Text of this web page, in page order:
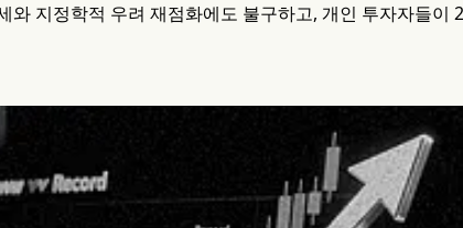
와 지정학적 우려 재점화에도 불구하고, 개인 투자자들이